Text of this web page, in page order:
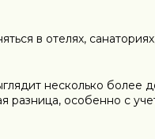
в отелях,
несколько более
особенно с